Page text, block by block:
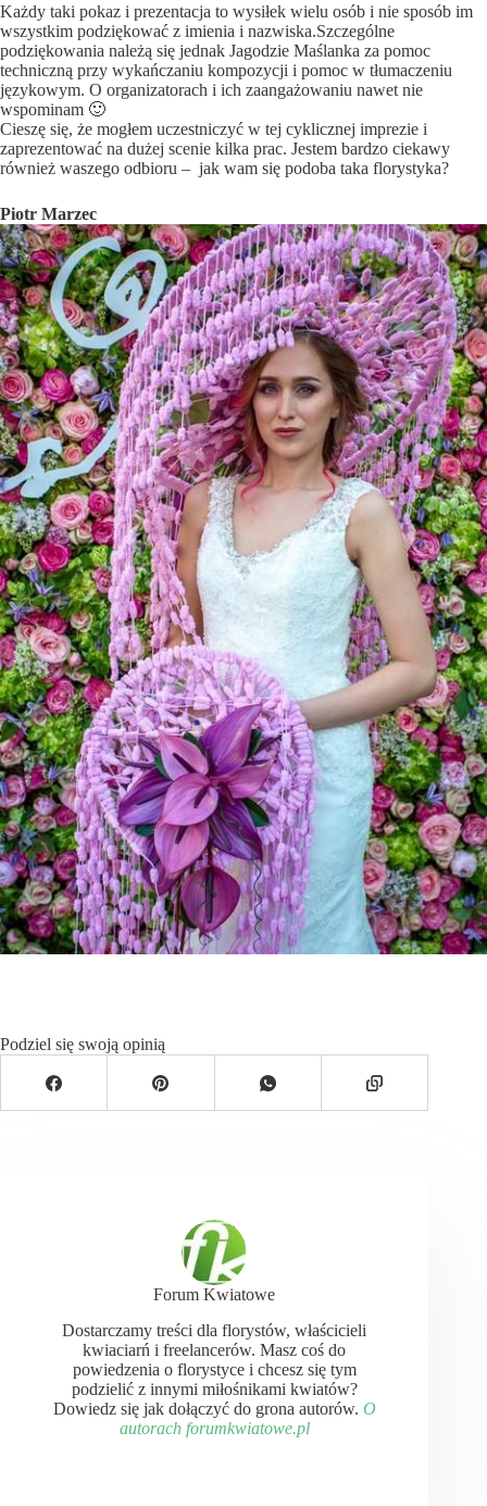
Każdy taki pokaz i prezentacja to wysiłek wielu osób i nie sposób im
wszystkim podziękować z imienia i nazwiska.Szczególne
podziękowania należą się jednak Jagodzie Maślanka za pomoc
techniczną przy wykańczaniu kompozycji i pomoc w tłumaczeniu
językowym. O organizatorach i ich zaangażowaniu nawet nie
wspominam 🙂
Cieszę się, że mogłem uczestniczyć w tej cyklicznej imprezie i
zaprezentować na dużej scenie kilka prac. Jestem bardzo ciekawy
również waszego odbioru – jak wam się podoba taka florystyka?
Piotr Marzec
Podziel się swoją opinią
Forum Kwiatowe
Dostarczamy treści dla florystów, właścicieli
kwiaciarń i freelancerów. Masz coś do
powiedzenia o florystyce i chcesz się tym
podzielić z innymi miłośnikami kwiatów?
Dowiedz się jak dołączyć do grona autorów. O
autorach forumkwiatowe.pl